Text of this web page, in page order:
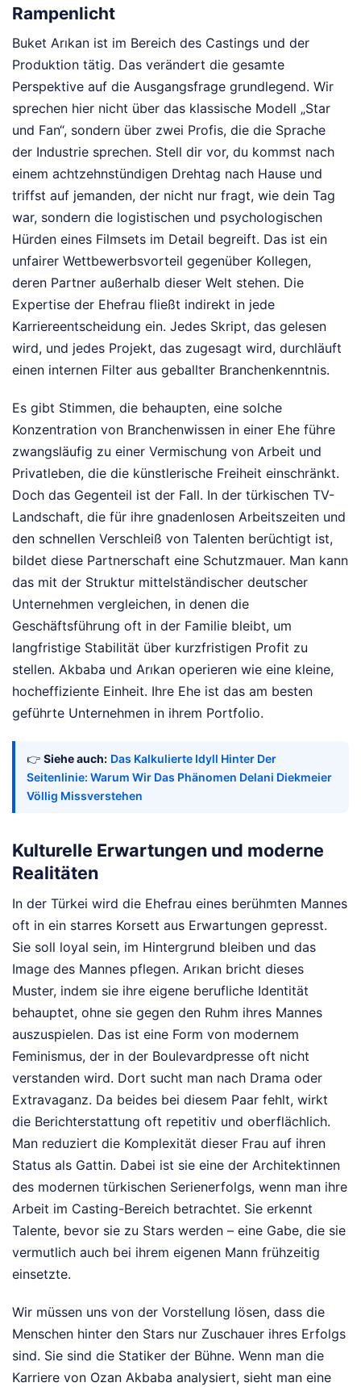
Rampenlicht
Buket Arıkan ist im Bereich des Castings und der
Produktion tätig. Das verändert die gesamte
Perspektive auf die Ausgangsfrage grundlegend. Wir
sprechen hier nicht über das klassische Modell „Star
und Fan“, sondern über zwei Profis, die die Sprache
der Industrie sprechen. Stell dir vor, du kommst nach
einem achtzehnstündigen Drehtag nach Hause und
triffst auf jemanden, der nicht nur fragt, wie dein Tag
war, sondern die logistischen und psychologischen
Hürden eines Filmsets im Detail begreift. Das ist ein
unfairer Wettbewerbsvorteil gegenüber Kollegen,
deren Partner außerhalb dieser Welt stehen. Die
Expertise der Ehefrau fließt indirekt in jede
Karriereentscheidung ein. Jedes Skript, das gelesen
wird, und jedes Projekt, das zugesagt wird, durchläuft
einen internen Filter aus geballter Branchenkenntnis.
Es gibt Stimmen, die behaupten, eine solche
Konzentration von Branchenwissen in einer Ehe führe
zwangsläufig zu einer Vermischung von Arbeit und
Privatleben, die die künstlerische Freiheit einschränkt.
Doch das Gegenteil ist der Fall. In der türkischen TV-
Landschaft, die für ihre gnadenlosen Arbeitszeiten und
den schnellen Verschleiß von Talenten berüchtigt ist,
bildet diese Partnerschaft eine Schutzmauer. Man kann
das mit der Struktur mittelständischer deutscher
Unternehmen vergleichen, in denen die
Geschäftsführung oft in der Familie bleibt, um
langfristige Stabilität über kurzfristigen Profit zu
stellen. Akbaba und Arıkan operieren wie eine kleine,
hocheffiziente Einheit. Ihre Ehe ist das am besten
geführte Unternehmen in ihrem Portfolio.
👉 Siehe auch: Das Kalkulierte Idyll Hinter Der
Seitenlinie: Warum Wir Das Phänomen Delani Diekmeier
Völlig Missverstehen
Kulturelle Erwartungen und moderne
Realitäten
In der Türkei wird die Ehefrau eines berühmten Mannes
oft in ein starres Korsett aus Erwartungen gepresst.
Sie soll loyal sein, im Hintergrund bleiben und das
Image des Mannes pflegen. Arıkan bricht dieses
Muster, indem sie ihre eigene berufliche Identität
behauptet, ohne sie gegen den Ruhm ihres Mannes
auszuspielen. Das ist eine Form von modernem
Feminismus, der in der Boulevardpresse oft nicht
verstanden wird. Dort sucht man nach Drama oder
Extravaganz. Da beides bei diesem Paar fehlt, wirkt
die Berichterstattung oft repetitiv und oberflächlich.
Man reduziert die Komplexität dieser Frau auf ihren
Status als Gattin. Dabei ist sie eine der Architektinnen
des modernen türkischen Serienerfolgs, wenn man ihre
Arbeit im Casting-Bereich betrachtet. Sie erkennt
Talente, bevor sie zu Stars werden – eine Gabe, die sie
vermutlich auch bei ihrem eigenen Mann frühzeitig
einsetzte.
Wir müssen uns von der Vorstellung lösen, dass die
Menschen hinter den Stars nur Zuschauer ihres Erfolgs
sind. Sie sind die Statiker der Bühne. Wenn man die
Karriere von Ozan Akbaba analysiert, sieht man eine